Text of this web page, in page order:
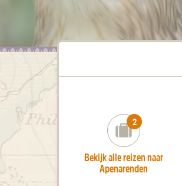
number_of_trips:
2
Bekijk alle reizen naar
Apenarenden